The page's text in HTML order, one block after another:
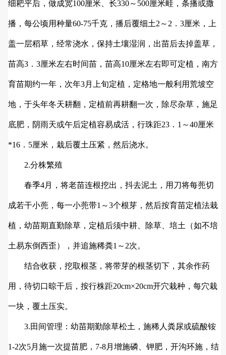
细耙平后，做成宽100厘米、长330～500厘米畦，条播或撒
播，每公顷用种量60-75千克，播后覆细土2～2．3厘米，上
盖一层稻草，经常浇水，保持土壤湿润，出苗后去掉盖草，
苗高3．3厘米左右时间苗，苗高10厘米左右即可定植，南方
育苗期约一年，次年3月上旬定植，定格地一般利用荒坡空
地，于头年冬天耕翻，定植前再耕翻一次，除尽杂草，施足
底肥，阴雨天或午后定植容易成活，行珠距23．1～40厘米
*16．5厘米，栽后覆土压紧，然后浇水。
2.分株繁殖
春季4月，将老苗连根挖出，抖去泥土，用刀将每蔸切
成若干小蔸，每一小蔸带1～3个根芽，然后按育苗定植法栽
植，幼苗期直勤除草，定植后须中耕、除草、培土（如不培
土易东倒西歪），并追施稀粪1～2次。
结合收获，挖取根茎，将带芽的根茎切下，其余作药
用，待切口晾干后，按行株距20cm×20cm开穴栽种，每穴栽
一块，覆土压实。
3.田间管理：幼苗期勤除草松土，施稀人粪尿或硫酸铵
1-2次5月施一次提苗肥，7-8月增施磷、钾肥，开沟环施，结